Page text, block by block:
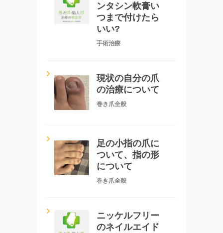
ンタシン軟膏い
つまで付けたら
いい?
手術治療
現状の自分の爪
の治療について
巻き爪全般
足の小指の爪に
ついて、指の形
について
巻き爪全般
ニッケルフリー
のネイルエイド